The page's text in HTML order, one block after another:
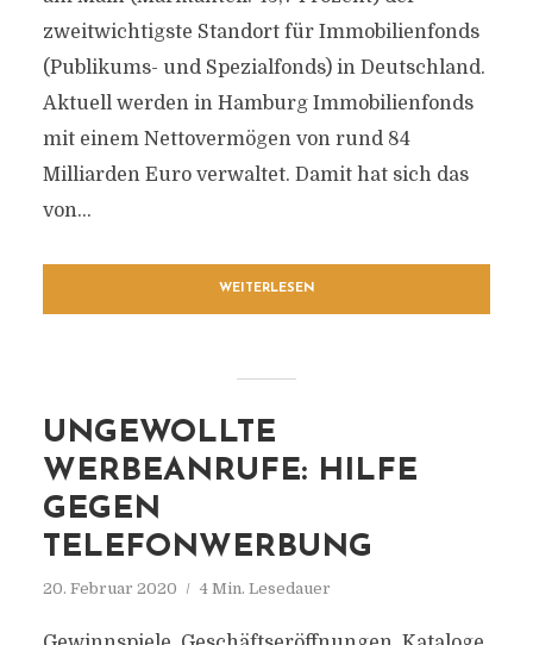
zweitwichtigste Standort für Immobilienfonds
(Publikums- und Spezialfonds) in Deutschland.
Aktuell werden in Hamburg Immobilienfonds
mit einem Nettovermögen von rund 84
Milliarden Euro verwaltet. Damit hat sich das
von...
WEITERLESEN
UNGEWOLLTE
WERBEANRUFE: HILFE
GEGEN
TELEFONWERBUNG
20. Februar 2020 4 Min. Lesedauer